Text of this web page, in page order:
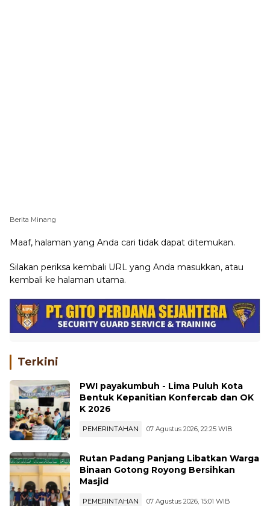
Berita Minang
Maaf, halaman yang Anda cari tidak dapat ditemukan.
Silakan periksa kembali URL yang Anda masukkan, atau
kembali ke halaman utama.
Terkini
PWI payakumbuh - Lima Puluh Kota
Bentuk Kepanitian Konfercab dan OK
K 2026
PEMERINTAHAN 07 Agustus 2026, 22:25 WIB
Rutan Padang Panjang Libatkan Warga
Binaan Gotong Royong Bersihkan
Masjid
PEMERINTAHAN 07 Agustus 2026, 15:01 WIB